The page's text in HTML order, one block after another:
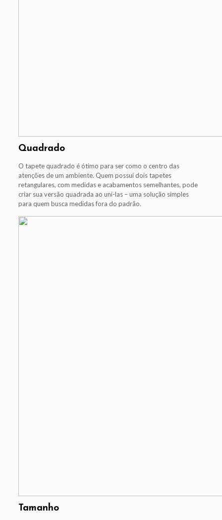
Quadrado
O tapete quadrado é ótimo para ser como o centro das
atenções de um ambiente. Quem possui dois tapetes
retangulares, com medidas e acabamentos semelhantes, pode
criar sua versão quadrada ao uni-las – uma solução simples
para quem busca medidas fora do padrão.
Tamanho